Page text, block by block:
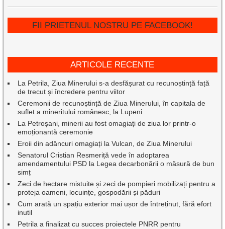
FII PRIETENUL NOSTRU PE FACEBOOK!
ARTICOLE RECENTE
La Petrila, Ziua Minerului s-a desfășurat cu recunoștință față
de trecut și încredere pentru viitor
Ceremonii de recunoștință de Ziua Minerului, în capitala de
suflet a mineritului românesc, la Lupeni
La Petroșani, minerii au fost omagiați de ziua lor printr-o
emoționantă ceremonie
Eroii din adâncuri omagiați la Vulcan, de Ziua Minerului
Senatorul Cristian Resmeriță vede în adoptarea
amendamentului PSD la Legea decarbonării o măsură de bun
simț
Zeci de hectare mistuite și zeci de pompieri mobilizați pentru a
proteja oameni, locuințe, gospodării și păduri
Cum arată un spațiu exterior mai ușor de întreținut, fără efort
inutil
Petrila a finalizat cu succes proiectele PNRR pentru